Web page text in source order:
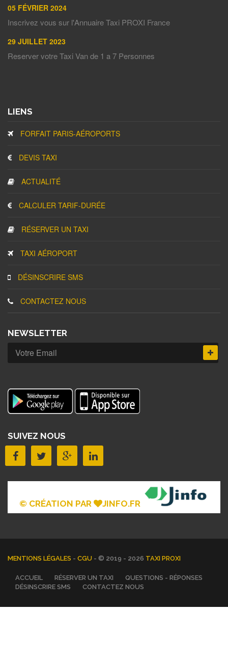
05 FÉVRIER 2024
Inscrivez vous sur l'Annuaire Taxi PROXI France
29 JUILLET 2023
Reserver votre Taxi Van de 1 a 7 Personnes
LIENS
FORFAIT PARIS-AÉROPORTS
DEVIS TAXI
ACTUALITÉ
CALCULER TARIF-DURÉE
RÉSERVER UN TAXI
TAXI AÉROPORT
DÉSINSCRIRE SMS
CONTACTEZ NOUS
NEWSLETTER
SUIVEZ NOUS
© CRÉATION PAR JINFO.FR
MENTIONS LÉGALES - CGU - © 2019 - 2026 TAXI PROXI
ACCUEIL RÉSERVER UN TAXI
QUESTIONS - RÉPONSES
DÉSINSCRIRE SMS
CONTACTEZ NOUS